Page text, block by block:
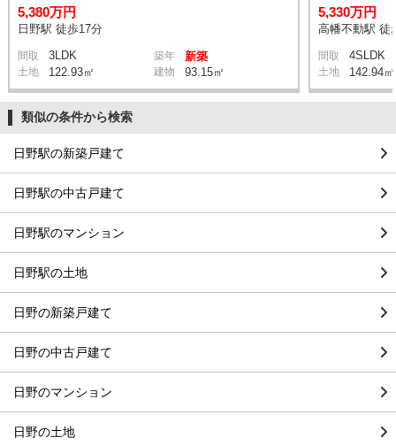
5,380万円
日野駅 徒歩17分
間取 3LDK 築年 新築
土地 122.93㎡ 建物 93.15㎡
5,330万円
高幡不動駅 徒
間取 4SLDK
土地 142.94㎡
類似の条件から検索
日野駅の新築戸建て
日野駅の中古戸建て
日野駅のマンション
日野駅の土地
日野の新築戸建て
日野の中古戸建て
日野のマンション
日野の土地